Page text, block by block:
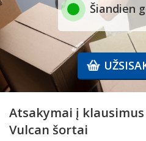
Šiandien
Atsakymai į
Vulcan šortai